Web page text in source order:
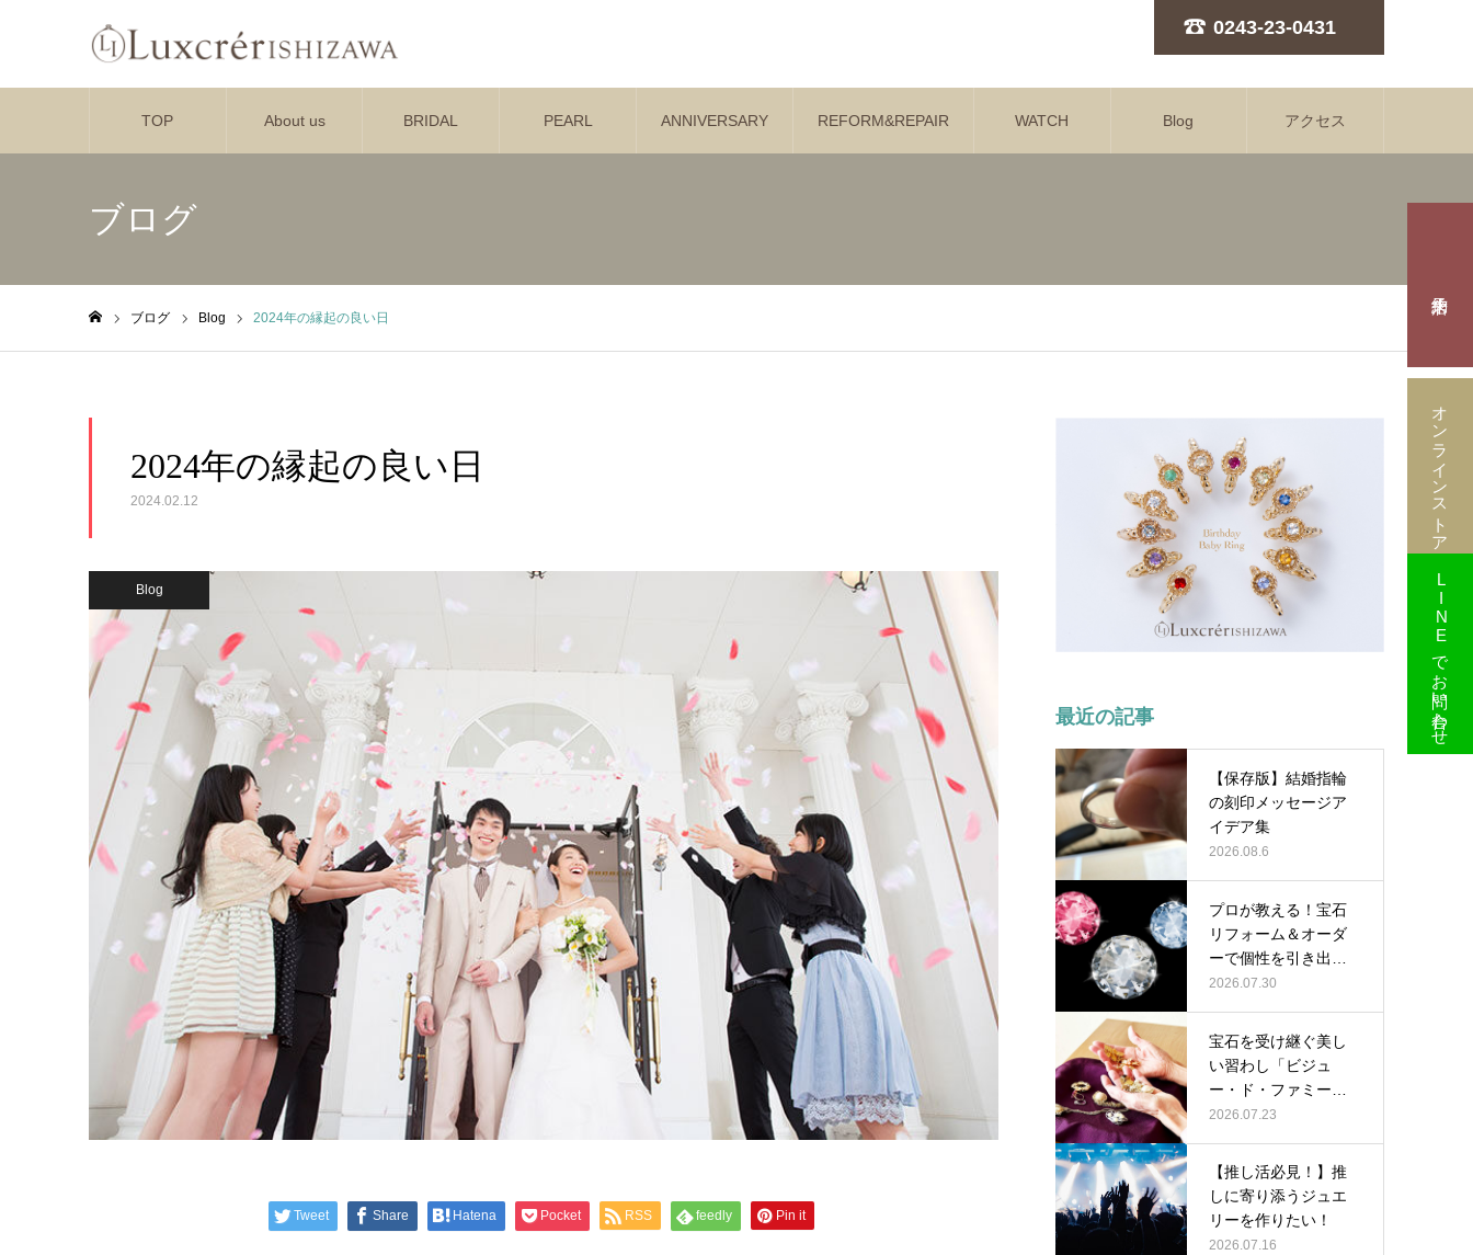
0243-23-0431
TOP About us BRIDAL PEARL ANNIVERSARY REFORM&REPAIR WATCH Blog アクセス
ブログ
ブログ Blog 2024年の縁起の良い日
2024年の縁起の良い日
2024.02.12
Blog
Tweet Share Hatena Pocket RSS feedly Pin it
最近の記事
【保存版】結婚指輪
の刻印メッセージア
イデア集
2026.08.6
プロが教える！宝石
リフォーム＆オーダ
ーで個性を引き出す
組み合わせテ…
2026.07.30
宝石を受け継ぐ美し
い習わし「ビジュ
ー・ド・ファミー
ユ」
2026.07.23
【推し活必見！】推
しに寄り添うジュエ
リーを作りたい！
2026.07.16
オンラインストア
LINEでお問い合わせ